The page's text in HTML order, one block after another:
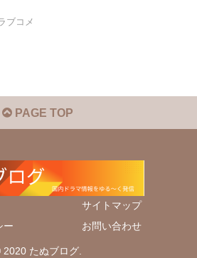
ブコメ
PAGE TOP
サイトマップ
ー
お問い合わせ
2020 たぬブログ.